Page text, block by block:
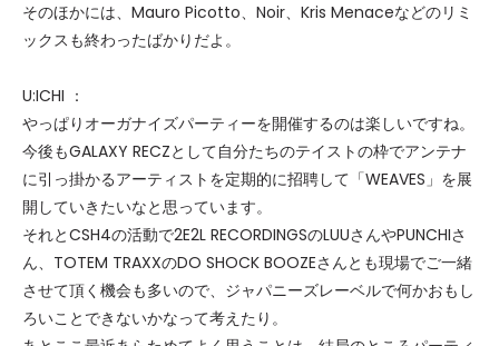
そのほかには、Mauro Picotto、Noir、Kris Menaceなどのリミ
ックスも終わったばかりだよ。
U:ICHI ：
やっぱりオーガナイズパーティーを開催するのは楽しいですね。
今後もGALAXY RECZとして自分たちのテイストの枠でアンテナ
に引っ掛かるアーティストを定期的に招聘して「WEAVES」を展
開していきたいなと思っています。
それとCSH4の活動で2E2L RECORDINGSのLUUさんやPUNCHIさ
ん、TOTEM TRAXXのDO SHOCK BOOZEさんとも現場でご一緒
させて頂く機会も多いので、ジャパニーズレーベルで何かおもし
ろいことできないかなって考えたり。